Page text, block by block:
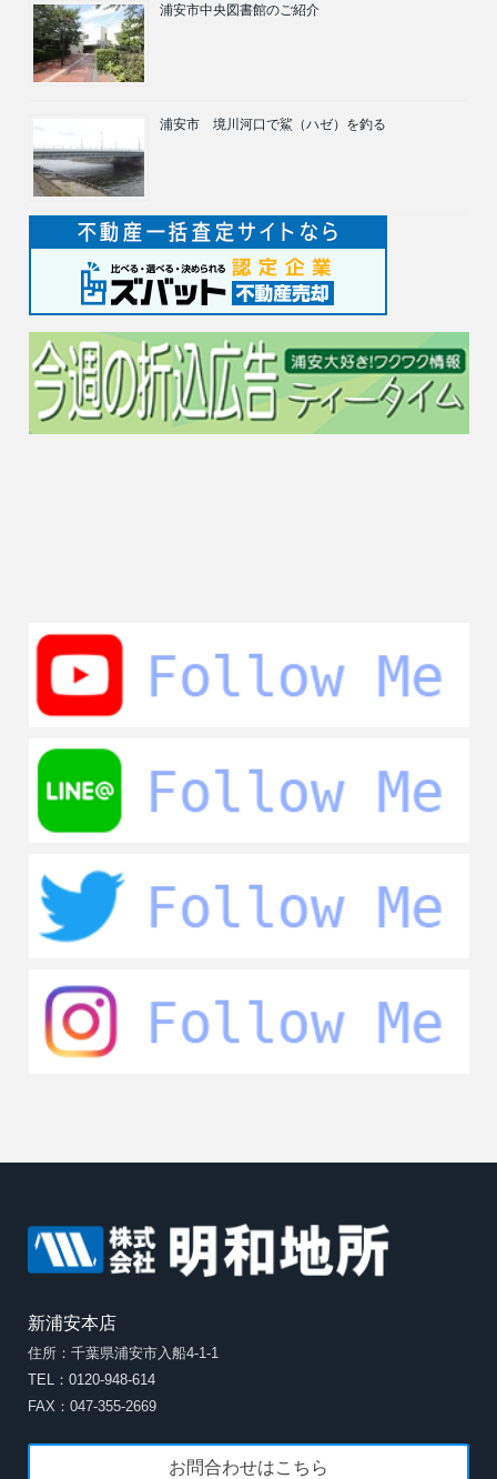
浦安市中央図書館のご紹介
浦安市 境川河口で鯊（ハゼ）を釣る
新浦安本店
住所：千葉県浦安市入船4-1-1
TEL：0120-948-614
FAX：047-355-2669
お問合わせはこちら